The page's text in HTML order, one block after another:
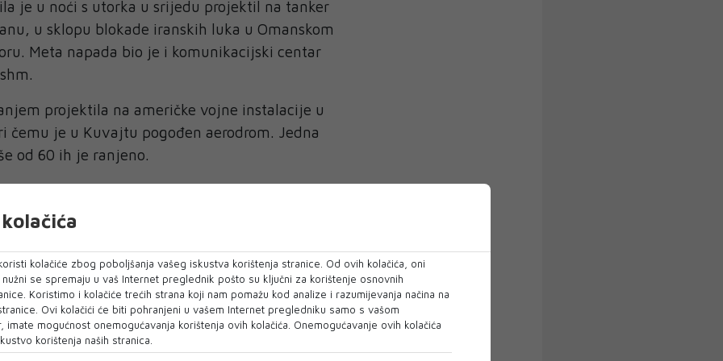
je u noći s utorka u srijedu projektil na tanker
u sklopu blokade iranskih luka u Omanskom
Meta napada bio je i komunikacijski centar
projektila na američke vojne instalacije u
čemu je u Kuvajtu pogođen aerodrom. Jedna
od 60 ih je ranjeno.
zapeli su tako u slijepoj ulici, uz opetovane
u Iranu samo od početka ovog tjedna i
sa SAD-om zbog kršenja primirja,
agencija Tasnim.
na svim frontovima, uključujući Libanon i
kolačiće zbog poboljšanja vašeg iskustva korištenja stranice. Od ovih kolačića, oni
se spremaju u vaš Internet preglednik pošto su ključni za korištenje osnovnih
Koristimo i kolačiće trećih strana koji nam pomažu kod analize i razumijevanja načina na
Ovi kolačići će biti pohranjeni u vašem Internet pregledniku samo s vašom
imate mogućnost onemogućavanja korištenja ovih kolačića. Onemogućavanje ovih kolačića
korištenja naših stranica.